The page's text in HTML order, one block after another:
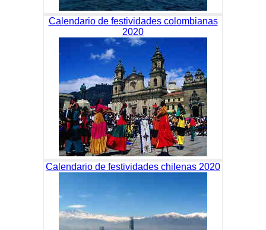
Calendario de festividades colombianas
2020
Calendario de festividades chilenas 2020